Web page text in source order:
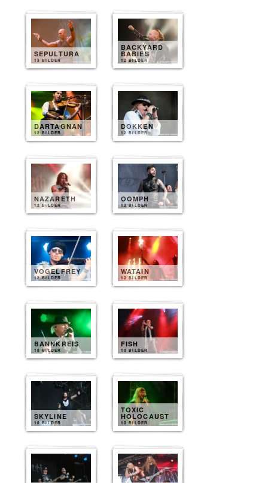
SEPULTURA
13 BILDER
BACKYARD
BABIES
12 BILDER
DARTAGNAN
12 BILDER
DOKKEN
12 BILDER
NAZARETH
12 BILDER
OOMPH
12 BILDER
VOGELFREY
12 BILDER
WATAIN
12 BILDER
BANNKREIS
10 BILDER
FISH
10 BILDER
SKYLINE
10 BILDER
TOXIC
HOLOCAUST
10 BILDER